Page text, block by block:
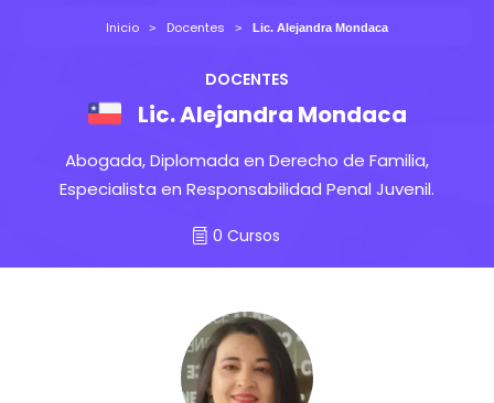
Inicio Docentes Lic. Alejandra Mondaca
DOCENTES
Lic. Alejandra Mondaca
Abogada, Diplomada en Derecho de Familia,
Especialista en Responsabilidad Penal Juvenil.
0 Cursos